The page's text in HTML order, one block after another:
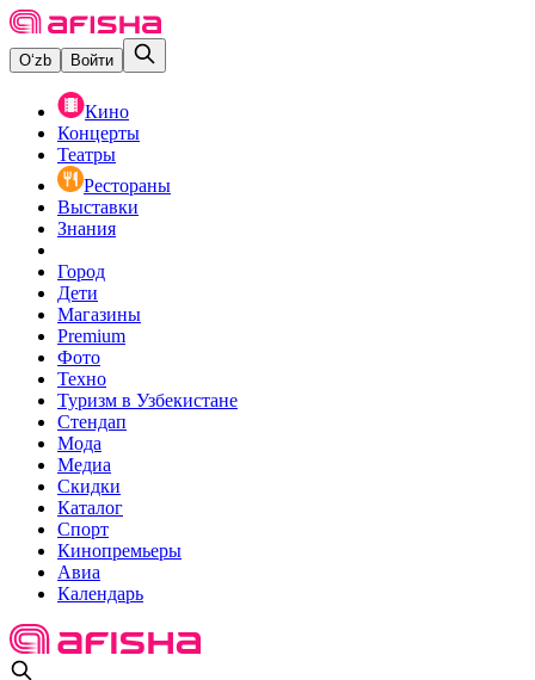
O‘zb Войти
Кино
Концерты
Театры
Рестораны
Выставки
Знания
Город
Дети
Магазины
Premium
Фото
Техно
Туризм в Узбекистане
Стендап
Мода
Медиа
Скидки
Каталог
Спорт
Кинопремьеры
Авиа
Календарь